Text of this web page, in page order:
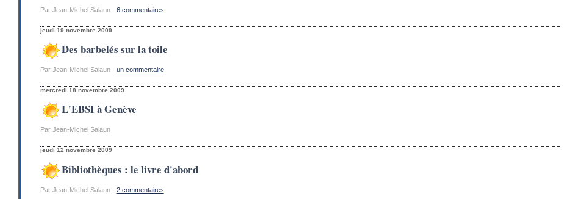
Par Jean-Michel Salaun - 6 commentaires
jeudi 19 novembre 2009
Des barbelés sur la toile
Par Jean-Michel Salaun - un commentaire
mercredi 18 novembre 2009
L'EBSI à Genève
Par Jean-Michel Salaun
jeudi 12 novembre 2009
Bibliothèques : le livre d'abord
Par Jean-Michel Salaun - 2 commentaires